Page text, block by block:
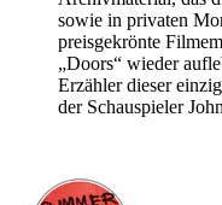
sowie in privaten
preisgekrönte
„Doors“ wieder
Erzähler dieser
der Schauspieler